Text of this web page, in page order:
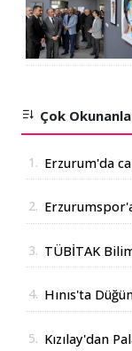
Çok
1. Erzurum'da
2.
3. TÜBİTAK
4. Hınıs'ta
5. Kızılay'dan